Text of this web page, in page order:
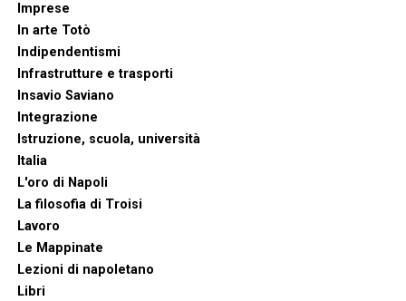
Imprese
In arte Totò
Indipendentismi
Infrastrutture e trasporti
Insavio Saviano
Integrazione
Istruzione, scuola, università
Italia
L'oro di Napoli
La filosofia di Troisi
Lavoro
Le Mappinate
Lezioni di napoletano
Libri